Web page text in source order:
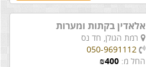
אלאדין בקתות ומערות
רמת הגולן, חד נס
050-9691112
החל מ:
₪400